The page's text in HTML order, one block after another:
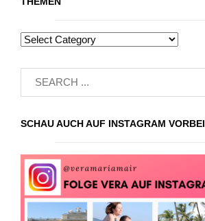
SCHAU AUCH AUF INSTAGRAM VORBEI